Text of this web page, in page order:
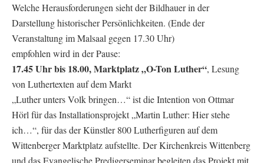
Welche Herausforderungen sieht der Bildhauer in der
Darstellung historischer Persönlichkeiten. (Ende der
Veranstaltung im Malsaal gegen 17.30 Uhr)
empfohlen wird in der Pause:
17.45 Uhr bis 18.00, Marktplatz „O-Ton Luther“, Lesung
von Luthertexten auf dem Markt
„Luther unters Volk bringen…“ ist die Intention von Ottmar
Hörl für das Installationsprojekt „Martin Luther: Hier stehe
ich…“, für das der Künstler 800 Lutherfiguren auf dem
Wittenberger Marktplatz aufstellte. Der Kirchenkreis Wittenberg
und das Evangelische Predigerseminar begleiten das Projekt mit